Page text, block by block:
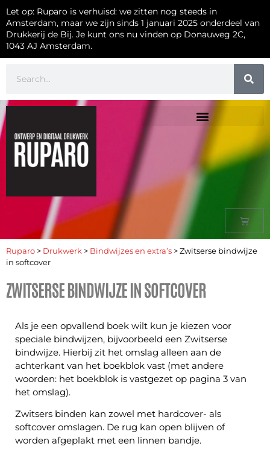
Let op: Ruparo is verhuisd: we zitten nog steeds in
Amsterdam, maar we zijn sinds 1 januari 2025 onderdeel van
Drukkerij de Bij. Je kunt ons nu vinden op Donauweg 2C,
1043 AJ Amsterdam.
Ruparo > Drukwerk > Bindwijzes en extra’s > Zwitserse bindwijze
in softcover
ZWITSERSE BINDWIJZE IN SOFTCOVER
Als je een opvallend boek wilt kun je kiezen voor
speciale bindwijzen, bijvoorbeeld een Zwitserse
bindwijze. Hierbij zit het omslag alleen aan de
achterkant van het boekblok vast (met andere
woorden: het boekblok is vastgezet op pagina 3 van
het omslag).
Zwitsers binden kan zowel met hardcover- als
softcover omslagen. De rug kan open blijven of
worden afgeplakt met een linnen bandje.